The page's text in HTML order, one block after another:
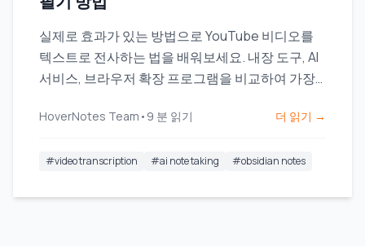
실제로 효과가 있는 방법으로 YouTube 비디오를
텍스트로 전사하는 법을 배워보세요. 내장 도구, AI
서비스, 브라우저 확장 프로그램을 비교하여 가장
HoverNotes Team • 9 분 읽기 더 읽기 →
#video transcription #ai note taking #obsidian notes